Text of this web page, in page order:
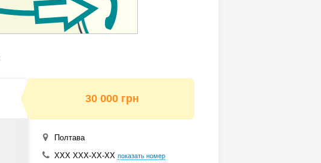
30 000 грн
Полтава
ХХХ ХХХ-ХХ-ХХ показать номер